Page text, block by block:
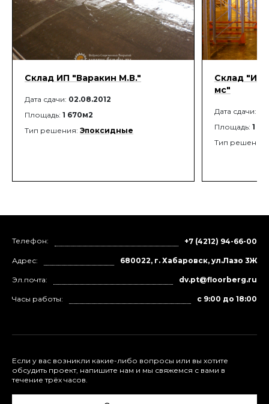
Склад ИП "Варакин М.В."
Дата сдачи: 02.08.2012
Площадь: 1 670м2
Тип решения: Эпоксидные
Склад
мс"
Дата сдачи:
Площадь: 1
Тип решения:
Телефон: +7 (4212) 94-66-00
Адрес: 680022, г. Хабаровск, ул.Лазо 3Ж
Эл.почта: dv.pt@floorberg.ru
Часы работы: с 9:00 до 18:00
Если у вас возникли какие-либо вопросы или вы хотите
обсудить проект, напишите нам и мы свяжемся с вами в
течение трёх часов.